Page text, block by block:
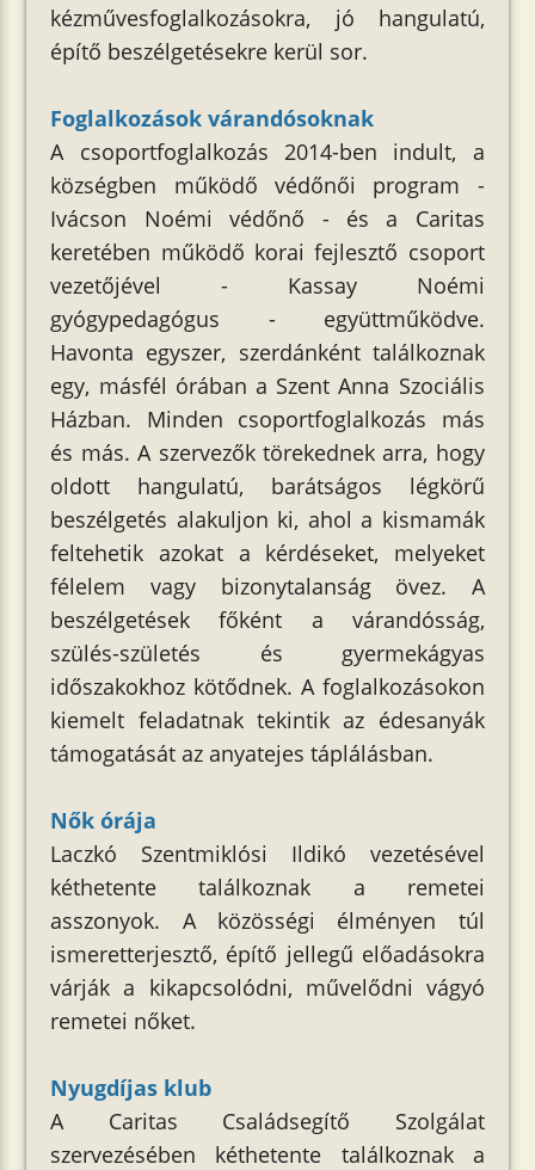
kézművesfoglalkozásokra, jó hangulatú,
építő beszélgetésekre kerül sor.
Foglalkozások várandósoknak
A csoportfoglalkozás 2014-ben indult, a
községben működő védőnői program -
Ivácson Noémi védőnő - és a Caritas
keretében működő korai fejlesztő csoport
vezetőjével - Kassay Noémi
gyógypedagógus - együttműködve.
Havonta egyszer, szerdánként találkoznak
egy, másfél órában a Szent Anna Szociális
Házban. Minden csoportfoglalkozás más
és más. A szervezők törekednek arra, hogy
oldott hangulatú, barátságos légkörű
beszélgetés alakuljon ki, ahol a kismamák
feltehetik azokat a kérdéseket, melyeket
félelem vagy bizonytalanság övez. A
beszélgetések főként a várandósság,
szülés-születés és gyermekágyas
időszakokhoz kötődnek. A foglalkozásokon
kiemelt feladatnak tekintik az édesanyák
támogatását az anyatejes táplálásban.
Nők órája
Laczkó Szentmiklósi Ildikó vezetésével
kéthetente találkoznak a remetei
asszonyok. A közösségi élményen túl
ismeretterjesztő, építő jellegű előadásokra
várják a kikapcsolódni, művelődni vágyó
remetei nőket.
Nyugdíjas klub
A Caritas Családsegítő Szolgálat
szervezésében kéthetente találkoznak a